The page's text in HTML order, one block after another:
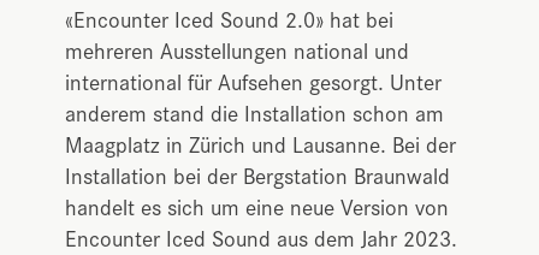
«Encounter Iced Sound 2.0» hat bei
mehreren Ausstellungen national und
international für Aufsehen gesorgt. Unter
anderem stand die Installation schon am
Maagplatz in Zürich und Lausanne. Bei der
Installation bei der Bergstation Braunwald
handelt es sich um eine neue Version von
Encounter Iced Sound aus dem Jahr 2023.